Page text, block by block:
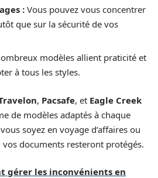
: Vous pouvez vous concentrer
que sur la sécurité de vos
modèles allient praticité et
à tous les styles.
, Pacsafe, et Eagle Creek
de modèles adaptés à chaque
soyez en voyage d’affaires ou
vos documents resteront protégés.
gérer les inconvénients en